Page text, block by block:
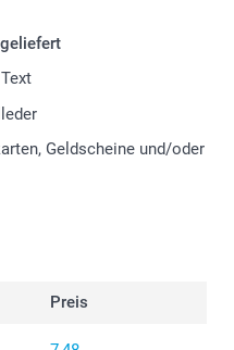
Geldscheine und/oder
Preis